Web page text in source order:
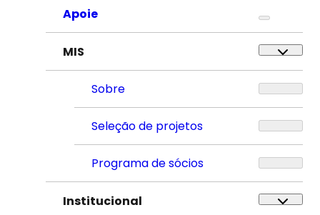
Apoie
MIS
Sobre
Seleção de projetos
Programa de sócios
Institucional